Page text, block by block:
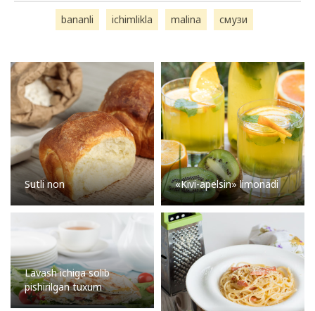
bananli ichimlikla malina смузи
Sutli non «Kivi-apelsin» limonadi
Lavash ichiga solib
pishirilgan tuxum